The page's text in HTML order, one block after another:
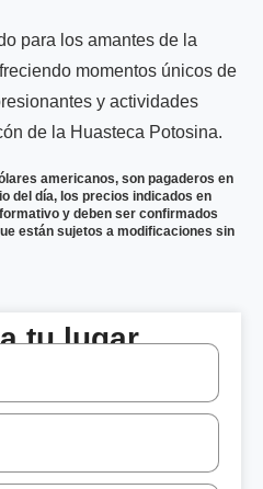
para los amantes de la
momentos únicos de
y actividades
de la Huasteca Potosina.
americanos, son pagaderos en
del día, los precios indicados en
y deben ser confirmados
están sujetos a modificaciones sin
tu lugar